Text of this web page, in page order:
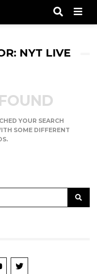
NYT LIVE
YOUR SEARCH
SOME DIFFERENT